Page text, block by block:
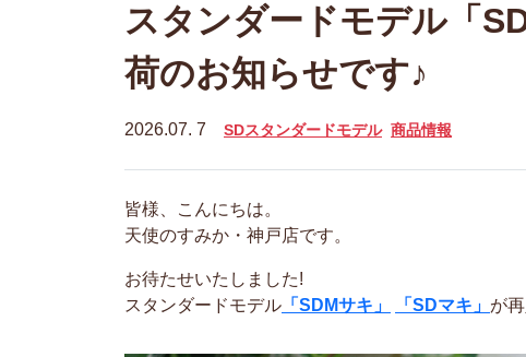
スタンダードモデル「
荷のお知らせです♪
2026.07. 7 SDスタンダードモデル 商品情報
皆様、こんにちは。
天使のすみか・神戸店です。
お待たせいたしました!
スタンダードモデル 「SDMサキ」 「SDマキ」 が